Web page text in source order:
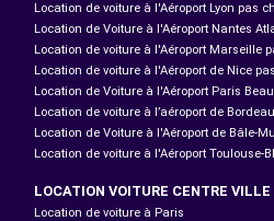
Location de voiture à l'Aéroport Lyon pas
Location de Voiture à l'Aéroport Nantes
Location de voiture à l'Aéroport Marseille
Location de voiture à l'Aéroport de Nice
Location de Voiture à l'Aéroport Paris
Location de voiture à l’aéroport de
Location de Voiture à l'Aéroport de Bâle-
Location de voiture à l'Aéroport Toulouse-
LOCATION VOITURE CENTRE VILLE
Location de voiture à Paris